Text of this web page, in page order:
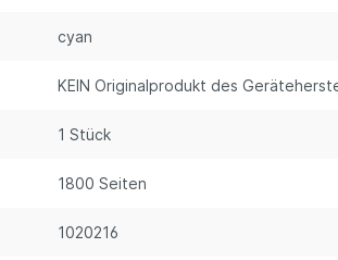
cyan
KEIN Originalprodukt des
1 Stück
1800 Seiten
1020216